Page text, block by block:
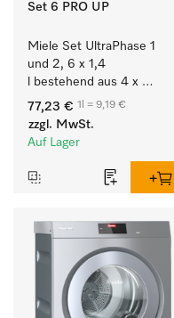
Set 6 PRO UP
Miele Set UltraPhase 1
und 2, 6 x 1,4
l bestehend aus 4 x
UltraPhase 1 und 2 x
UltraPhase 2.
77,23 € 1l = 9,19 €
zzgl. MwSt.
Auf Lager